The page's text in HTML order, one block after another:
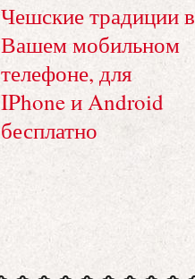
Чешские традиции в
Вашем мобильном
телефоне, для
IPhone и Android
бесплатно